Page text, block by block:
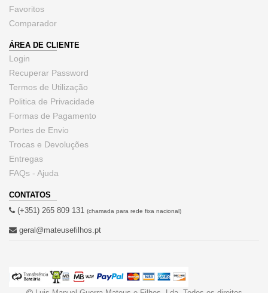
Favoritos
Comparador
ÁREA DE CLIENTE
Login
Recuperar Password
Termos de Utilização
Politica de Privacidade
Formas de Pagamento
Portes de Envio
Trocas e Devoluções
Entregas
FAQs - Ajuda
CONTATOS
(+351) 265 809 131 (chamada para rede fixa nacional)
geral@mateusefilhos.pt